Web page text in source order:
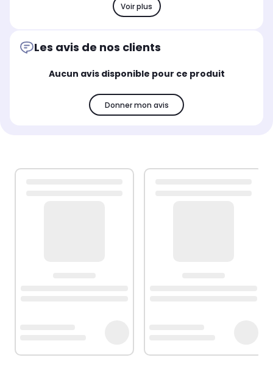
Voir plus
Les avis de nos clients
Aucun avis disponible pour ce produit
Donner mon avis